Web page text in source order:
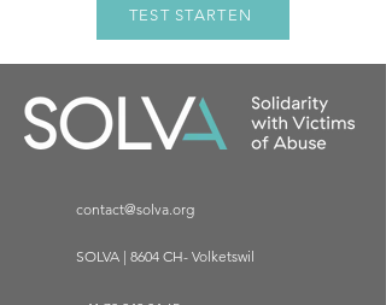
TEST STARTEN
contact@solva.org
SOLVA | 8604 CH- Volketswil